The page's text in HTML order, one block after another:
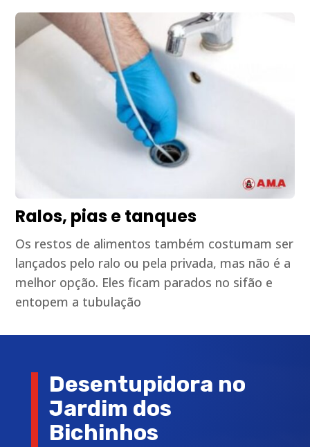
Ralos, pias e tanques
Os restos de alimentos também costumam ser
lançados pelo ralo ou pela privada, mas não é a
melhor opção. Eles ficam parados no sifão e
entopem a tubulação
Desentupidora no
Jardim dos
Bichinhos